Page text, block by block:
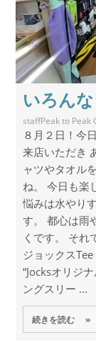
いろん
staffPeak to Peak
８月２日！今
来店いただき
ャツやタオル
ね。 今日も楽
悩みは水やり
す。 都心は雨
くです。 それ
ジョックス
“Jocksオリジ
ングスリー ...
続きを読む »